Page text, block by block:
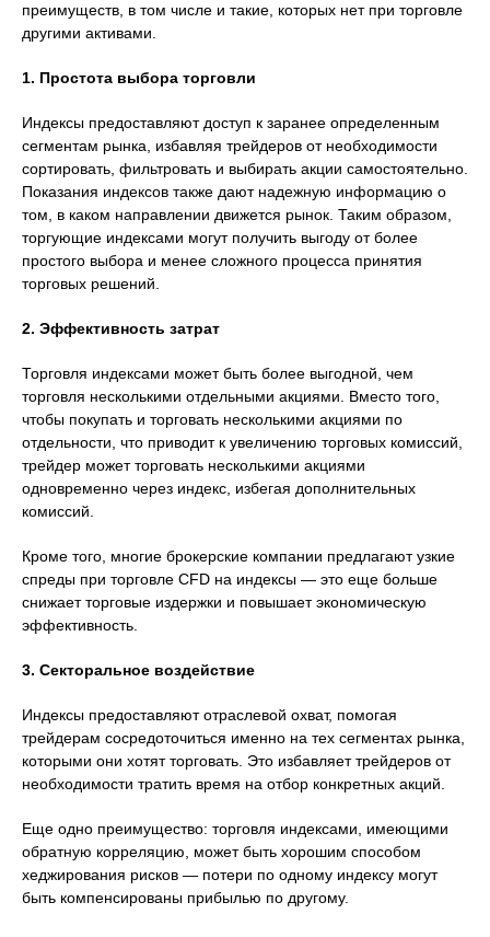
преимуществ, в том числе и такие, которых нет при торговле
другими активами.
1. Простота выбора торговли
Индексы предоставляют доступ к заранее определенным
сегментам рынка, избавляя трейдеров от необходимости
сортировать, фильтровать и выбирать акции самостоятельно.
Показания индексов также дают надежную информацию о
том, в каком направлении движется рынок. Таким образом,
торгующие индексами могут получить выгоду от более
простого выбора и менее сложного процесса принятия
торговых решений.
2. Эффективность затрат
Торговля индексами может быть более выгодной, чем
торговля несколькими отдельными акциями. Вместо того,
чтобы покупать и торговать несколькими акциями по
отдельности, что приводит к увеличению торговых комиссий,
трейдер может торговать несколькими акциями
одновременно через индекс, избегая дополнительных
комиссий.
Кроме того, многие брокерские компании предлагают узкие
спреды при торговле CFD на индексы — это еще больше
снижает торговые издержки и повышает экономическую
эффективность.
3. Секторальное воздействие
Индексы предоставляют отраслевой охват, помогая
трейдерам сосредоточиться именно на тех сегментах рынка,
которыми они хотят торговать. Это избавляет трейдеров от
необходимости тратить время на отбор конкретных акций.
Еще одно преимущество: торговля индексами, имеющими
обратную корреляцию, может быть хорошим способом
хеджирования рисков — потери по одному индексу могут
быть компенсированы прибылью по другому.